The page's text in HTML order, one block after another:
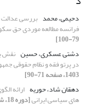
دحیمی، محمد بررسی عدالت
فرانسه مطالعه موردی حق
79-100]
دشتی عسکری، حسین نقش
در پرتو فقه و نظام حقوقی
1403، صفحه 71-90]
دهقان شاد، حوریه ارائه
های سیاسی ایرانی[دوره 18، شماره 66، 1403، صفحه 205-224]